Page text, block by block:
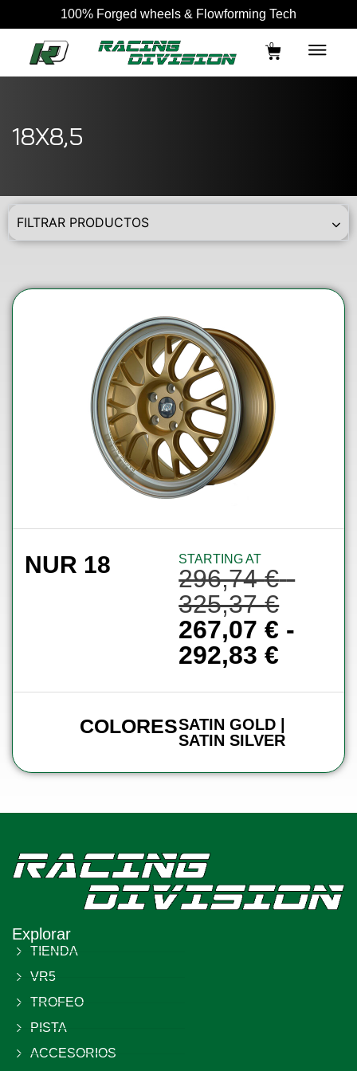
100% Forged wheels & Flowforming Tech
0
18X8,5
FILTRAR PRODUCTOS
NUR 18 STARTING AT
296,74€ -
325,37€
267,07€ -
292,83€
COLORESSATIN GOLD |
SATIN SILVER
Explorar
TIENDA
VR5
TROFEO
PISTA
ACCESORIOS